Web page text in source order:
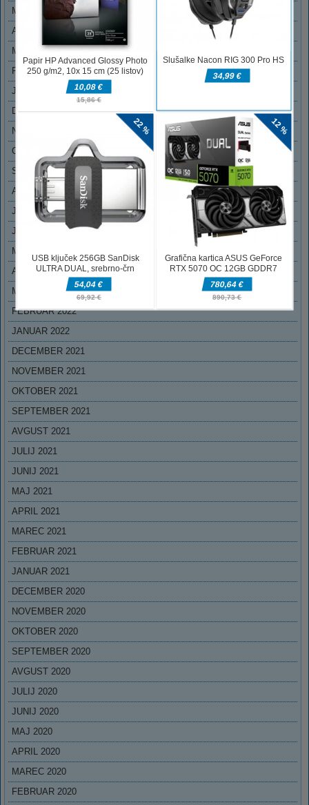
MAJ 2023
APRIL 2023
MAREC 2023
FEBRUAR 2023
JANUAR 2023
DECEMBER 2022
NOVEMBER 2022
OKTOBER 2022
SEPTEMBER 2022
AVGUST 2022
JULIJ 2022
JUNIJ 2022
MAJ 2022
APRIL 2022
MAREC 2022
FEBRUAR 2022
JANUAR 2022
DECEMBER 2021
NOVEMBER 2021
OKTOBER 2021
SEPTEMBER 2021
AVGUST 2021
JULIJ 2021
JUNIJ 2021
MAJ 2021
APRIL 2021
MAREC 2021
FEBRUAR 2021
JANUAR 2021
DECEMBER 2020
NOVEMBER 2020
OKTOBER 2020
SEPTEMBER 2020
AVGUST 2020
JULIJ 2020
JUNIJ 2020
MAJ 2020
APRIL 2020
MAREC 2020
FEBRUAR 2020